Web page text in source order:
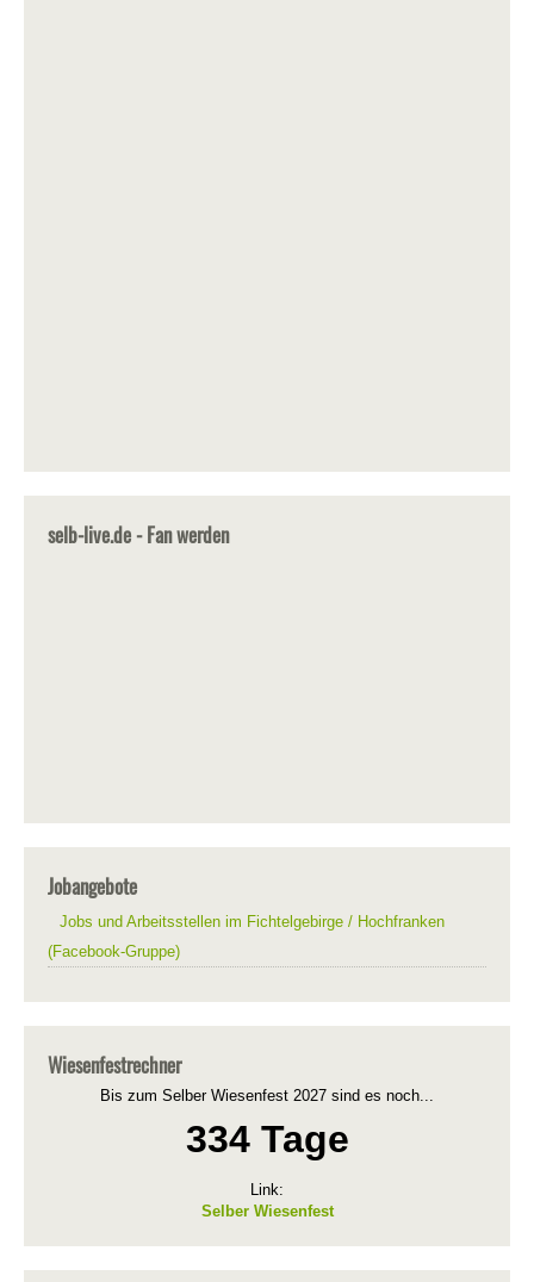
selb-live.de - Fan werden
Jobangebote
Jobs und Arbeitsstellen im Fichtelgebirge / Hochfranken
(Facebook-Gruppe)
Wiesenfestrechner
Bis zum Selber Wiesenfest 2027 sind es noch...
334 Tage
Link:
Selber Wiesenfest